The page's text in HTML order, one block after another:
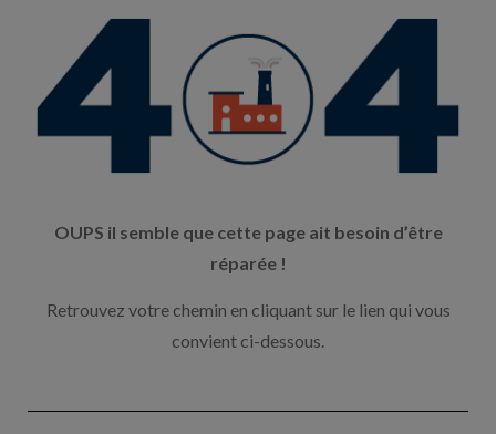
OUPS il semble que cette page ait besoin d’être
réparée !
Retrouvez votre chemin en cliquant sur le lien qui vous
convient ci-dessous.